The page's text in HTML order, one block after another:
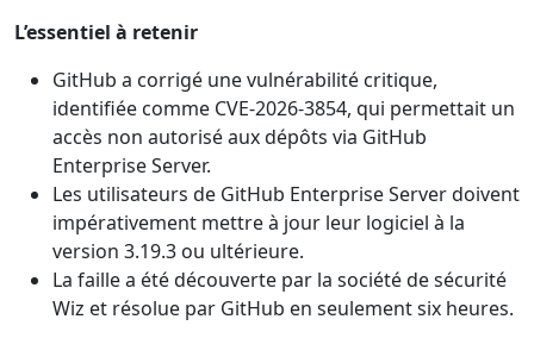
L’essentiel à retenir
GitHub a corrigé une vulnérabilité critique,
identifiée comme CVE-2026-3854, qui permettait un
accès non autorisé aux dépôts via GitHub
Enterprise Server.
Les utilisateurs de GitHub Enterprise Server doivent
impérativement mettre à jour leur logiciel à la
version 3.19.3 ou ultérieure.
La faille a été découverte par la société de sécurité
Wiz et résolue par GitHub en seulement six heures.